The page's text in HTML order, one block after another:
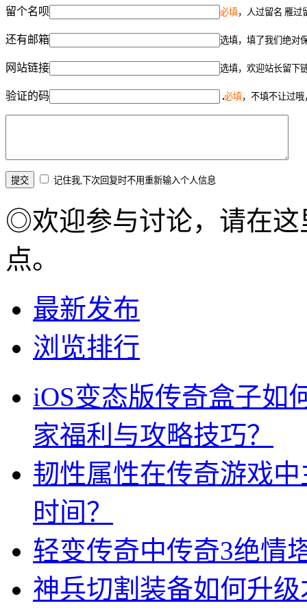
留个名呗 必填，人过留名 雁过
还有邮箱 选填，填了我们绝对
网站链接 选填，欢迎站长留下
验证的码 必填，不填不让过
记住我,下次回复时不用重新输入个人信息
◎欢迎参与讨论，请在这
点。
最新发布
浏览排行
iOS变态版传奇盒子如
家福利与攻略技巧？
韧性属性在传奇游戏
时间？
轻变传奇中传奇3绝情
神兵切割装备如何升